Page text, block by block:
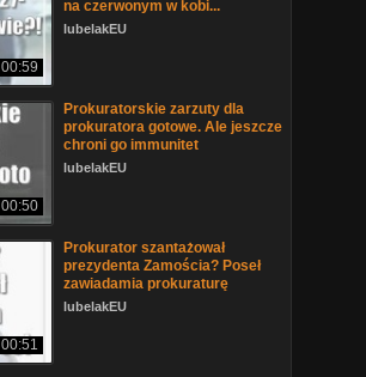
00:59
na czerwonym w kobi...
lubelakEU
00:50
Prokuratorskie zarzuty dla
prokuratora gotowe. Ale jeszcze
chroni go immunitet
lubelakEU
00:51
Prokurator szantażował
prezydenta Zamościa? Poseł
zawiadamia prokuraturę
lubelakEU